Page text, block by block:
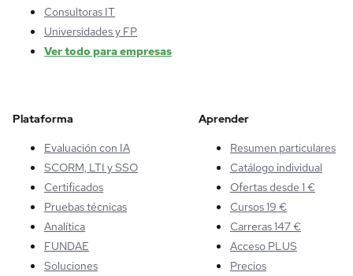
Consultoras IT
Universidades y FP
Ver todo para empresas
Plataforma
Evaluación con IA
SCORM, LTI y SSO
Certificados
Pruebas técnicas
Analítica
FUNDAE
Soluciones
Aprender
Resumen particulares
Catálogo individual
Ofertas desde 1 €
Cursos 19 €
Carreras 147 €
Acceso PLUS
Precios